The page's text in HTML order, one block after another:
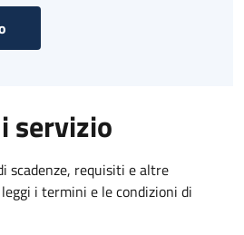
servizio
scadenze, requisiti e altre
i termini e le condizioni di